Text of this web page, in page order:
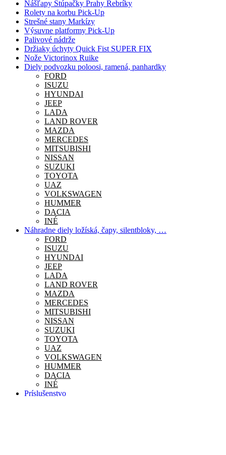
Nášľapy Stúpačky Prahy Rebríky
Rolety na korbu Pick-Up
Strešné stany Markízy
Výsuvne platformy Pick-Up
Palivové nádrže
Držiaky úchyty Quick Fist SUPER FIX
Nože Victorinox Ruike
Diely podvozku poloosi, ramená, panhardky
FORD
ISUZU
HYUNDAI
JEEP
LADA
LAND ROVER
MAZDA
MERCEDES
MITSUBISHI
NISSAN
SUZUKI
TOYOTA
UAZ
VOLKSWAGEN
HUMMER
DACIA
INÉ
Náhradne diely ložíská, čapy, silentbloky, …
FORD
ISUZU
HYUNDAI
JEEP
LADA
LAND ROVER
MAZDA
MERCEDES
MITSUBISHI
NISSAN
SUZUKI
TOYOTA
UAZ
VOLKSWAGEN
HUMMER
DACIA
INÉ
Príslušenstvo